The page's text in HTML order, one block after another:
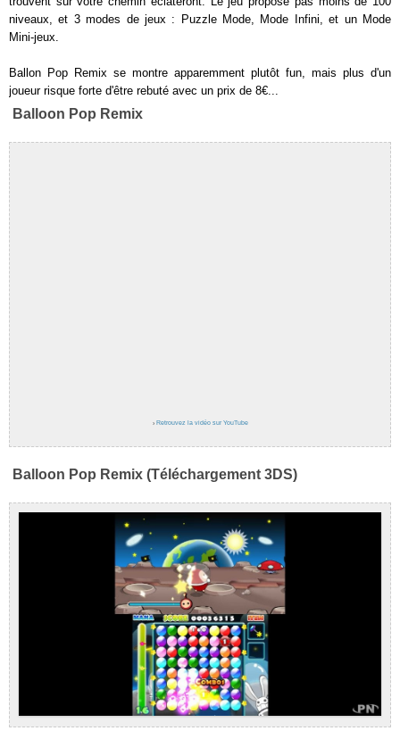
niveaux, et 3 modes de jeux : Puzzle Mode, Mode Infini, et un Mode
Mini-jeux.
Ballon Pop Remix se montre apparemment plutôt fun, mais plus d'un
joueur risque forte d'être rebuté avec un prix de 8€...
Balloon Pop Remix
› Retrouvez la vidéo sur YouTube
Balloon Pop Remix (Téléchargement 3DS)